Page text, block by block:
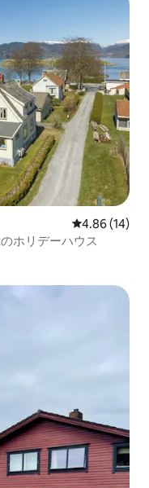
レビュー14
4.86 (14)
ホリデーハウス